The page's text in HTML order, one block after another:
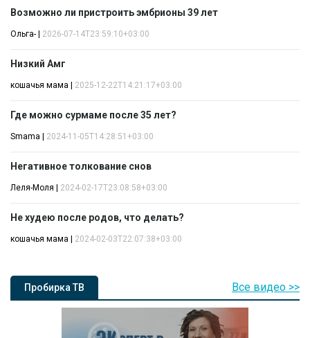
Возможно ли пристроить эмбрионы 39 лет
Ольга- 2026-07-14T23:59:10+03:00
Низкий Амг
кошачья мама 2025-12-22T14:21:17+03:00
Где можно сурмаме после 35 лет?
Smama 2024-11-05T14:28:51+03:00
Негативное толкование снов
Леля-Моля 2024-02-17T23:08:58+03:00
Не худею после родов, что делать?
кошачья мама 2024-02-03T22:07:38+03:00
Пробирка ТВ Все видео >>